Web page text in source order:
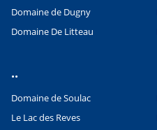
Domaine de Dugny
Domaine De Litteau
..
Domaine de Soulac
Le Lac des Reves